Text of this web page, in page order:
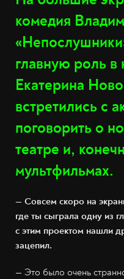
комедия
главную роль в
Екатерина
встретились с
поговорить о
театре и,
мультфильмах.
— Совсем скоро на
где ты сыграла одну из
с этим проектом нашли
зацепил.
— Это было очень